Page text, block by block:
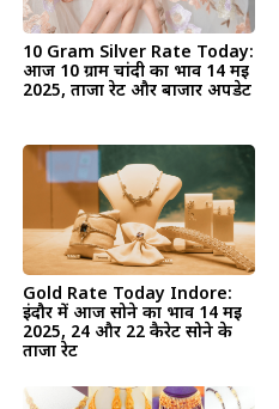
10 Gram Silver Rate Today:
आज 10 ग्राम चांदी का भाव 14 मई
2025, ताजा रेट और बाजार अपडेट
Gold Rate Today Indore:
इंदौर में आज सोने का भाव 14 मई
2025, 24 और 22 कैरेट सोने के
ताजा रेट